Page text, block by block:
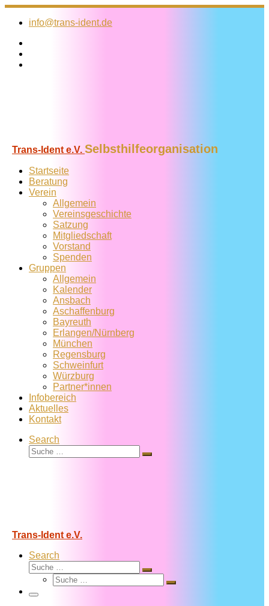
Zum
Inhalt
info@trans-ident.de
Trans-Ident e.V. Selbsthilfeorganisation
Startseite
Beratung
Verein
Allgemein
Vereins­geschichte
Satzung
Mitglied­schaft
Vorstand
Spenden
Gruppen
Allgemein
Kalender
Ansbach
Aschaffenburg
Bayreuth
Erlangen/Nürnberg
München
Regensburg
Schweinfurt
Würzburg
Partner*innen
Infobereich
Aktuelles
Kontakt
Search
Suche
Suche
Trans-Ident e.V.
Search
Suche
Suche
Suche
Suche
Menü